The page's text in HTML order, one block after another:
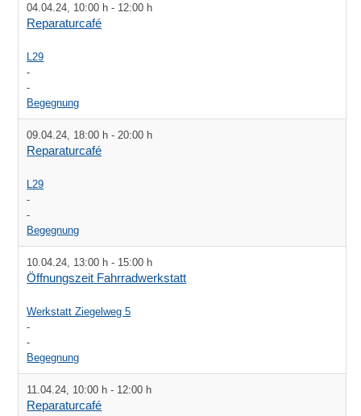
04.04.24 10:00 h - 12:00 h
Reparaturcafé
L29
-
-
Begegnung
09.04.24 18:00 h - 20:00 h
Reparaturcafé
L29
-
-
Begegnung
10.04.24 13:00 h - 15:00 h
Öffnungszeit Fahrradwerkstatt
Werkstatt Ziegelweg 5
-
-
Begegnung
11.04.24 10:00 h - 12:00 h
Reparaturcafé